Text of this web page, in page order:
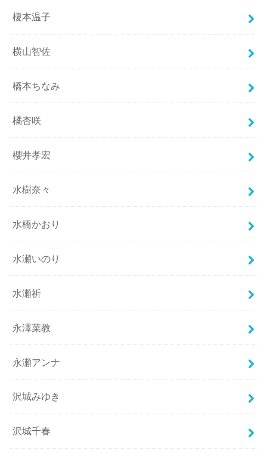
榎本温子
横山智佐
橋本ちなみ
橘杏咲
櫻井孝宏
水樹奈々
水橋かおり
水瀬いのり
水瀬祈
永澤菜教
永瀬アンナ
沢城みゆき
沢城千春